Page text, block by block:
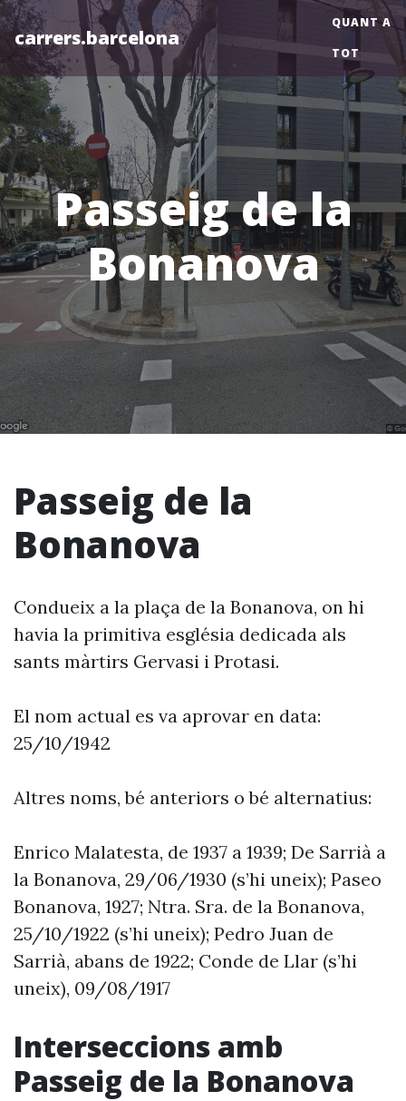
carrers.barcelona
QUANT A
TOT
Passeig de la
Bonanova
Passeig de la
Bonanova
Condueix a la plaça de la Bonanova, on hi
havia la primitiva església dedicada als
sants màrtirs Gervasi i Protasi.
El nom actual es va aprovar en data:
25/10/1942
Altres noms, bé anteriors o bé alternatius:
Enrico Malatesta, de 1937 a 1939; De Sarrià a
la Bonanova, 29/06/1930 (s’hi uneix); Paseo
Bonanova, 1927; Ntra. Sra. de la Bonanova,
25/10/1922 (s’hi uneix); Pedro Juan de
Sarrià, abans de 1922; Conde de Llar (s’hi
uneix), 09/08/1917
Interseccions amb
Passeig de la Bonanova